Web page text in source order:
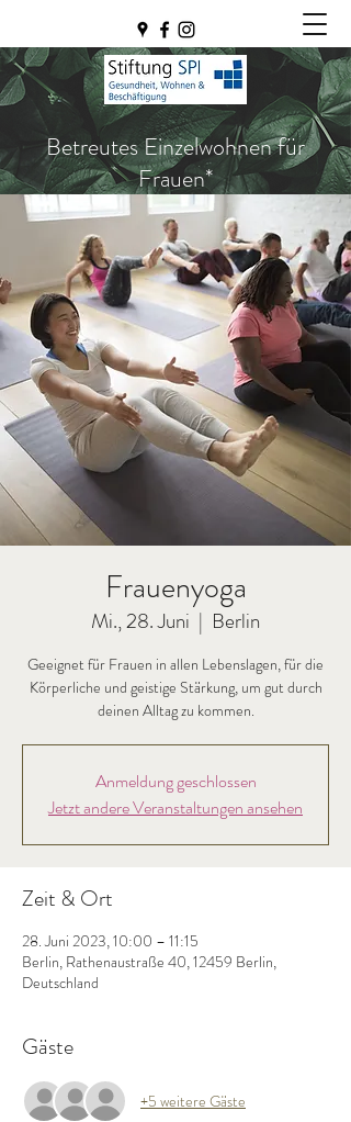
Betreutes Einzelwohnen für
Frauen*
Frauenyoga
Mi., 28. Juni
  |
Berlin
Geeignet für Frauen in allen Lebenslagen, für die
Körperliche und geistige Stärkung, um gut durch
deinen Alltag zu kommen.
Anmeldung geschlossen
Jetzt andere Veranstaltungen ansehen
Zeit & Ort
28. Juni 2023, 10:00 – 11:15
Berlin, Rathenaustraße 40, 12459 Berlin,
Deutschland
Gäste
+5 weitere Gäste